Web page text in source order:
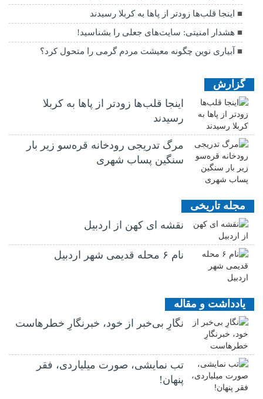
اینجا قلب‌ها زودتر از پاها به کربلا رسیدند
هشدار امنیتی: سایت‌های جعلی را بشناسید!
آبیاری نوین چگونه معیشت مردم گرمی را متحول کرد؟
گزارش
اینجا قلب‌ها زودتر از پاها به کربلا
رسیدند
مرگ تدریجی رودخانه قره‌سو زیر بار
سنگین پساب شهری
مجله تاریخی
نقشه ای کهن از اردبیل
نام ۶ محله قدیمی شهر اردبیل
یادداشت و مقاله
نگارِ بی‌خبر از خود، خبرنگارِ خطرهاست
تب نمایشی، صورت میلیاردی، فقر
پنهان!